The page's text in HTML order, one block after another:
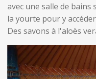
avec une salle de
la yourte pour y
Des savons à l'aloès